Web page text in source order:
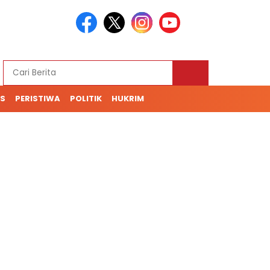
PERISTIWA POLITIK HUKRIM